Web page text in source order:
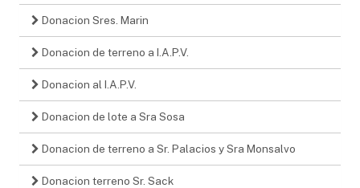
Donacion Sres. Marin
Donacion de terreno a I.A.P.V.
Donacion al I.A.P.V.
Donacion de lote a Sra Sosa
Donacion de terreno a Sr. Palacios y Sra Monsalvo
Donacion terreno Sr. Sack